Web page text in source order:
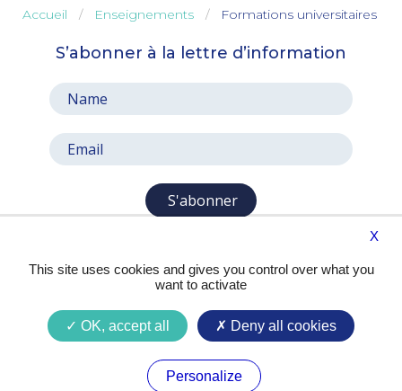
Accueil Enseignements Formations universitaires
S’abonner à la lettre d’information
S'abonner
Contact Mentions légales
X
This site uses cookies and gives you control over what you
want to activate
OK, accept all Deny all cookies
Personalize